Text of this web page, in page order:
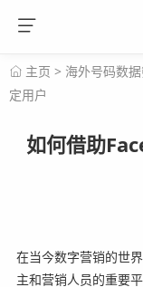
主页 > 海外号码数
定用户
如何借助
在当今数字营销的世
主和营销人员的重要